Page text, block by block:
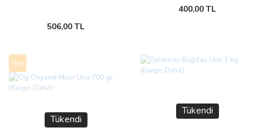
506,00 TL
400,00 TL
Yeni
Tükendi
Tükendi